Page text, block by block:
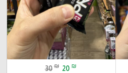
🎓
30 ₪ 20 ₪